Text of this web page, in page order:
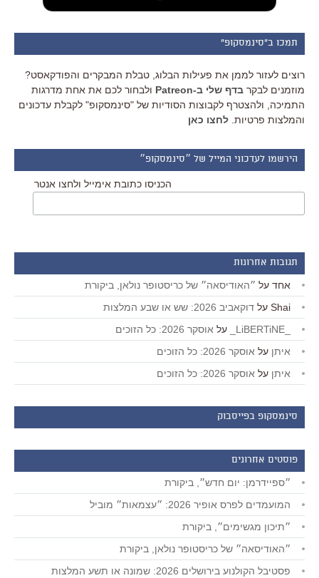
תמכו ב"סינמסקופ"
רוצים לעזור לממן את פעילות הבלוג, טבלת המבקרים והפודקאסט?
מוזמנים לבקר בדף שלי ב-Patreon
ולבחור לכם את אחת מדרגות
התמיכה, ולהצטרף לקבוצות הסודיות של "סינמסקופ" לקבלת עדכונים
והמלצות פרטיות. לחצו כאן
הירשמו לעדכוני המייל של ״סינמסקופ״
הכניסו כתובת אימייל ולחצו אנטר
תגובות אחרונות
אחד על ״האודיסאה״ של כריסטופר נולאן, ביקורת
Shai על דוקאביב 2026: שש או שבע המלצות
על אוסקר 2026: כל הזוכים
איתן על אוסקר 2026: כל הזוכים
איתן על אוסקר 2026: כל הזוכים
סינמסקופ בפייסבוק
פוסטים אחרונים
״ספיידרמן: יום חדש״, ביקורת
המועמדים לפרס אופיר 2026: ״עצמאות״ מוביל
״תיכון מגשימים״, ביקורת
״האודיסאה״ של כריסטופר נולאן, ביקורת
פסטיבל הקולנוע בירושלים 2026: שמונה או תשע המלצות